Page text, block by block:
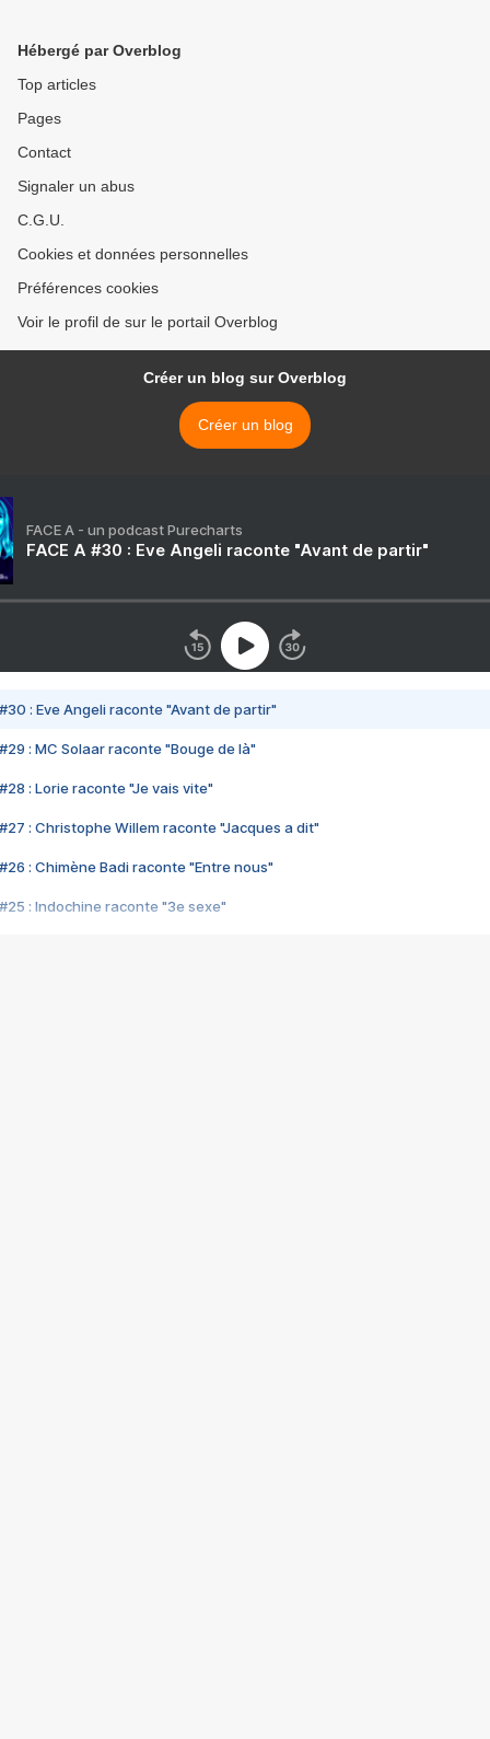
Hébergé par Overblog
Top articles
Pages
Contact
Signaler un abus
C.G.U.
Cookies et données personnelles
Préférences cookies
Voir le profil de sur le portail Overblog
Créer un blog sur Overblog
Créer un blog
FACE A - un podcast Purecharts
FACE A #30 : Eve Angeli raconte "Avant de partir"
#30 : Eve Angeli raconte "Avant de partir"
#29 : MC Solaar raconte "Bouge de là"
#28 : Lorie raconte "Je vais vite"
#27 : Christophe Willem raconte "Jacques a dit"
#26 : Chimène Badi raconte "Entre nous"
#25 : Indochine raconte "3e sexe"